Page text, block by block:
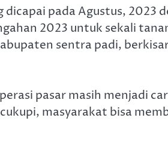
pada Agustus, 2023
2023 untuk sekali
sentra padi,
pasar masih menjadi
masyarakat bisa